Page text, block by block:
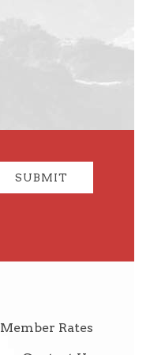
SUBMIT
Member Rates